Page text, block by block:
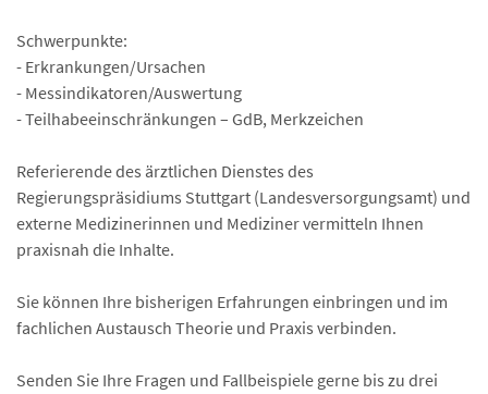
Schwerpunkte:
- Erkrankungen/Ursachen
- Messindikatoren/Auswertung
- Teilhabeeinschränkungen – GdB, Merkzeichen
Referierende des ärztlichen Dienstes des
Regierungspräsidiums Stuttgart (Landesversorgungsamt) und
externe Medizinerinnen und Mediziner vermitteln Ihnen
praxisnah die Inhalte.
Sie können Ihre bisherigen Erfahrungen einbringen und im
fachlichen Austausch Theorie und Praxis verbinden.
Senden Sie Ihre Fragen und Fallbeispiele gerne bis zu drei